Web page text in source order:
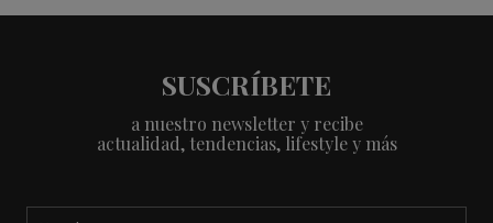
SUSCRÍBETE
a nuestro newsletter y recibe
actualidad, tendencias, lifestyle y más